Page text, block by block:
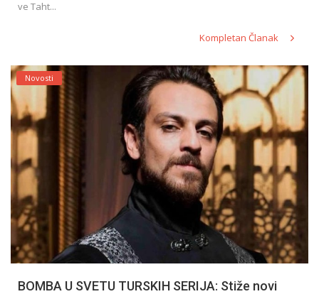
ve Taht...
Kompletan Članak
Novosti
BOMBA U SVETU TURSKIH SERIJA: Stiže novi